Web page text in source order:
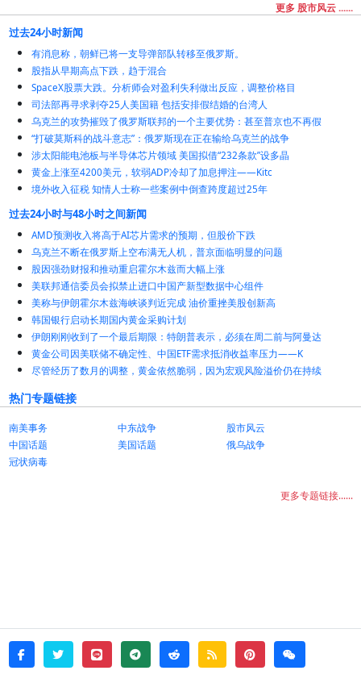
更多 股市风云 ......
过去24小时新闻
有消息称，朝鲜已将一支导弹部队转移至俄罗斯。
股指从早期高点下跌，趋于混合
SpaceX股票大跌。分析师会对盈利失利做出反应，调整价格目
司法部再寻求剥夺25人美国籍 包括安排假结婚的台湾人
乌克兰的攻势摧毁了俄罗斯联邦的一个主要优势：甚至普京也不再假
“打破莫斯科的战斗意志”：俄罗斯现在正在输给乌克兰的战争
涉太阳能电池板与半导体芯片领域 美国拟借“232条款”设多晶
黄金上涨至4200美元，软弱ADP冷却了加息押注——Kitc
境外收入征税 知情人士称一些案例中倒查跨度超过25年
过去24小时与48小时之间新闻
AMD预测收入将高于AI芯片需求的预期，但股价下跌
乌克兰不断在俄罗斯上空布满无人机，普京面临明显的问题
股因强劲财报和推动重启霍尔木兹而大幅上涨
美联邦通信委员会拟禁止进口中国产新型数据中心组件
美称与伊朗霍尔木兹海峡谈判近完成 油价重挫美股创新高
韩国银行启动长期国内黄金采购计划
伊朗刚刚收到了一个最后期限：特朗普表示，必须在周二前与阿曼达
黄金公司因美联储不确定性、中国ETF需求抵消收益率压力——K
尽管经历了数月的调整，黄金依然脆弱，因为宏观风险溢价仍在持续
热门专题链接
南美事务 中东战争
股市风云
中国话题
美国话题
俄乌战争
冠状病毒
更多专题链接......
facebook
twitter line telegramreddit rss pinterestweixin